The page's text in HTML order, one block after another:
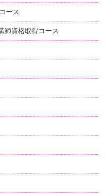
ース
師資格取得コース